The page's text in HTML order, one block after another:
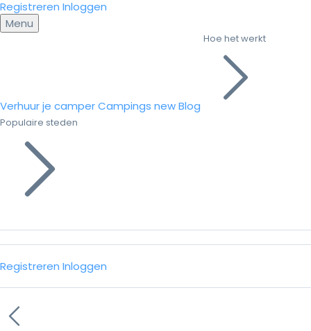
Registreren Inloggen
Menu
Verhuur je camperCampings newBlog
Hoe het werkt
Populaire steden
Registreren Inloggen